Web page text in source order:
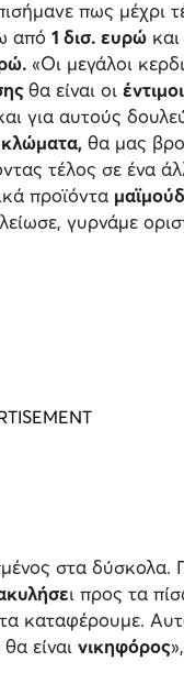
πως μέχρι
από 1 δισ. ευρώ
«Οι μεγάλοι
θα είναι οι
για αυτούς
θα μας
τέλος σε ένα
προϊόντα
γυρνάμε
στα δύσκολα.
ι προς τα
καταφέρουμε.
θα είναι νικηφόρος